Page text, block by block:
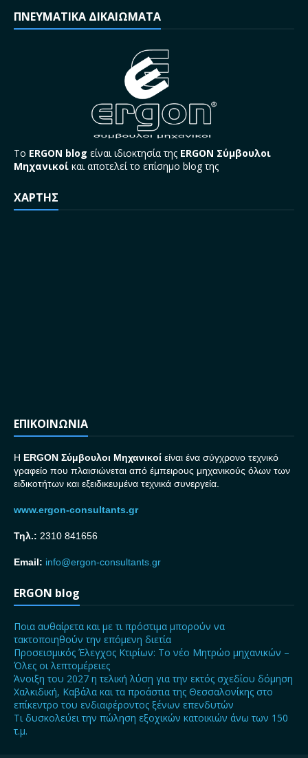
ΠΝΕΥΜΑΤΙΚΑ ΔΙΚΑΙΩΜΑΤΑ
Το ERGON blog είναι ιδιοκτησία της ERGON Σύμβουλοι
Μηχανικοί και αποτελεί το επίσημο blog της
ΧΑΡΤΗΣ
ΕΠΙΚΟΙΝΩΝΙΑ
H ERGON Σύμβουλοι Μηχανικοί είναι ένα σύγχρονο τεχνικό
γραφείο που πλαισιώνεται από έμπειρους μηχανικούς όλων των
ειδικοτήτων και εξειδικευμένα τεχνικά συνεργεία.
www.ergon-consultants.gr
Τηλ.: 2310 841656
Email: info@ergon-consultants.gr
ERGON blog
Ποια αυθαίρετα και με τι πρόστιμα μπορούν να
τακτοποιηθούν την επόμενη διετία
Προσεισμικός Έλεγχος Κτιρίων: Το νέο Μητρώο μηχανικών –
Όλες οι λεπτομέρειες
Άνοιξη του 2027 η τελική λύση για την εκτός σχεδίου δόμηση
Χαλκιδική, Καβάλα και τα προάστια της Θεσσαλονίκης στο
επίκεντρο του ενδιαφέροντος ξένων επενδυτών
Τι δυσκολεύει την πώληση εξοχικών κατοικιών άνω των 150
τ.μ.